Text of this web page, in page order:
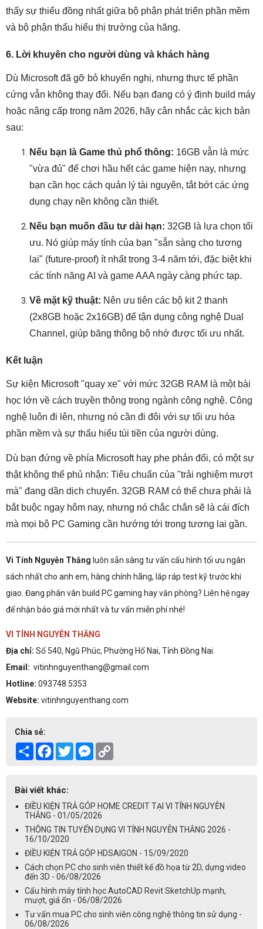
thấy sự thiếu đồng nhất giữa bộ phận phát triển phần mềm
và bộ phận thấu hiểu thị trường của hãng.
6. Lời khuyên cho người dùng và khách hàng
Dù Microsoft đã gỡ bỏ khuyến nghị, nhưng thực tế phần
cứng vẫn không thay đổi. Nếu bạn đang có ý định build máy
hoặc nâng cấp trong năm 2026, hãy cân nhắc các kịch bản
sau:
Nếu bạn là Game thủ phổ thông: 16GB vẫn là mức
"vừa đủ" để chơi hầu hết các game hiện nay, nhưng
bạn cần học cách quản lý tài nguyên, tắt bớt các ứng
dụng chạy nền không cần thiết.
Nếu bạn muốn đầu tư dài hạn: 32GB là lựa chọn tối
ưu. Nó giúp máy tính của bạn "sẵn sàng cho tương
lai" (future-proof) ít nhất trong 3-4 năm tới, đặc biệt khi
các tính năng AI và game AAA ngày càng phức tạp.
Về mặt kỹ thuật: Nên ưu tiên các bộ kit 2 thanh
(2x8GB hoặc 2x16GB) để tận dụng công nghệ Dual
Channel, giúp băng thông bộ nhớ được tối ưu nhất.
Kết luận
Sự kiện Microsoft "quay xe" với mức 32GB RAM là một bài
học lớn về cách truyền thông trong ngành công nghệ. Công
nghệ luôn đi lên, nhưng nó cần đi đôi với sự tối ưu hóa
phần mềm và sự thấu hiểu túi tiền của người dùng.
Dù bạn đứng về phía Microsoft hay phe phản đối, có một sự
thật không thể phủ nhận: Tiêu chuẩn của "trải nghiệm mượt
mà" đang dần dịch chuyển. 32GB RAM có thể chưa phải là
bắt buộc ngay hôm nay, nhưng nó chắc chắn sẽ là cái đích
mà mọi bộ PC Gaming cần hướng tới trong tương lai gần.
Vi Tính Nguyễn Thắng luôn sẵn sàng tư vấn cấu hình tối ưu ngân
sách nhất cho anh em, hàng chính hãng, lắp ráp test kỹ trước khi
giao. Đang phân vân build PC gaming hay văn phòng? Liên hệ ngay
để nhận báo giá mới nhất và tư vấn miễn phí nhé!
VI TÍNH NGUYỄN THẮNG
Địa chỉ: Số 540, Ngũ Phúc, Phường Hố Nai, Tỉnh Đồng Nai.
Email: vitinhnguyenthang@gmail.com
Hotline: 093748.5353
Website: vitinhnguyenthang.com
Chia sẻ:
Share Facebook
TwitterMessenger
Bài viết khác:
ĐIỀU KIỆN TRẢ GÓP HOME CREDIT TẠI VI TÍNH NGUYỄN
THẮNG - 01/05/2026
THÔNG TIN TUYỂN DỤNG VI TÍNH NGUYỄN THẮNG 2026 -
16/10/2020
ĐIỀU KIỆN TRẢ GÓP HDSAIGON - 15/09/2020
Cách chọn PC cho sinh viên thiết kế đồ họa từ 2D, dựng video
đến 3D - 06/08/2026
Cấu hình máy tính học AutoCAD Revit SketchUp mạnh,
mượt, giá ổn - 06/08/2026
Tư vấn mua PC cho sinh viên công nghệ thông tin sử dụng -
06/08/2026